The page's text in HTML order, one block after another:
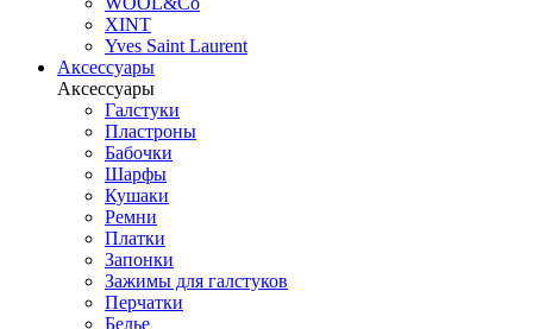
XINT
Yves Saint Laurent
Аксессуары
Аксессуары
Галстуки
Пластроны
Бабочки
Шарфы
Кушаки
Ремни
Платки
Запонки
Зажимы для галстуков
Перчатки
Белье